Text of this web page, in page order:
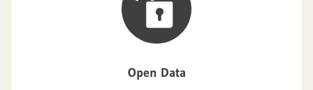
Open Data